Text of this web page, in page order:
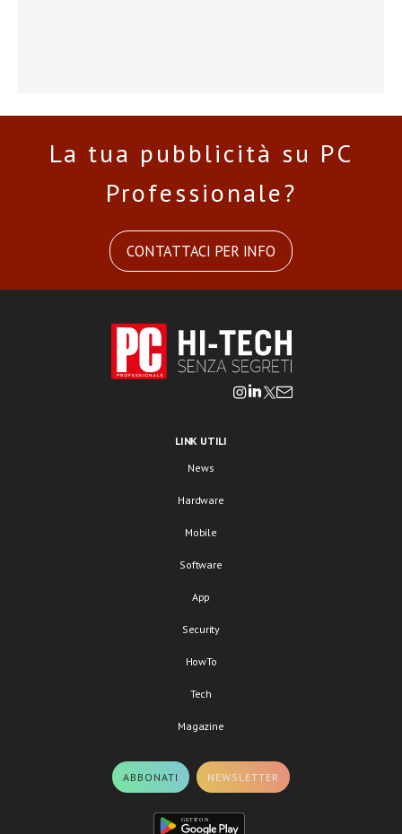
La tua pubblicità su PC
Professionale?
CONTATTACI PER INFO
LINK UTILI
News
Hardware
Mobile
Software
App
Security
HowTo
Tech
Magazine
ABBONATI NEWSLETTER